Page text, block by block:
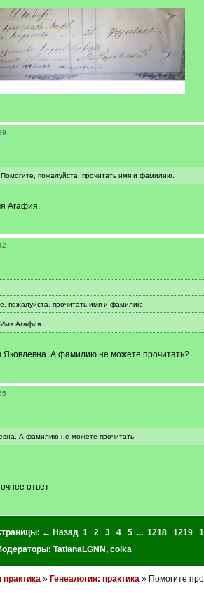
пожалуйста, прочитать имя и фамилию.
Агафия.
пожалуйста, прочитать имя и фамилию.
Агафия.
А фамилию не можете прочитать?
А фамилию не можете прочитать
ответ
← Назад 1 2 3 4 5 ... 1218 1219
TatianaLGNN, coika
практика» Генеалогия: практика» Помогите